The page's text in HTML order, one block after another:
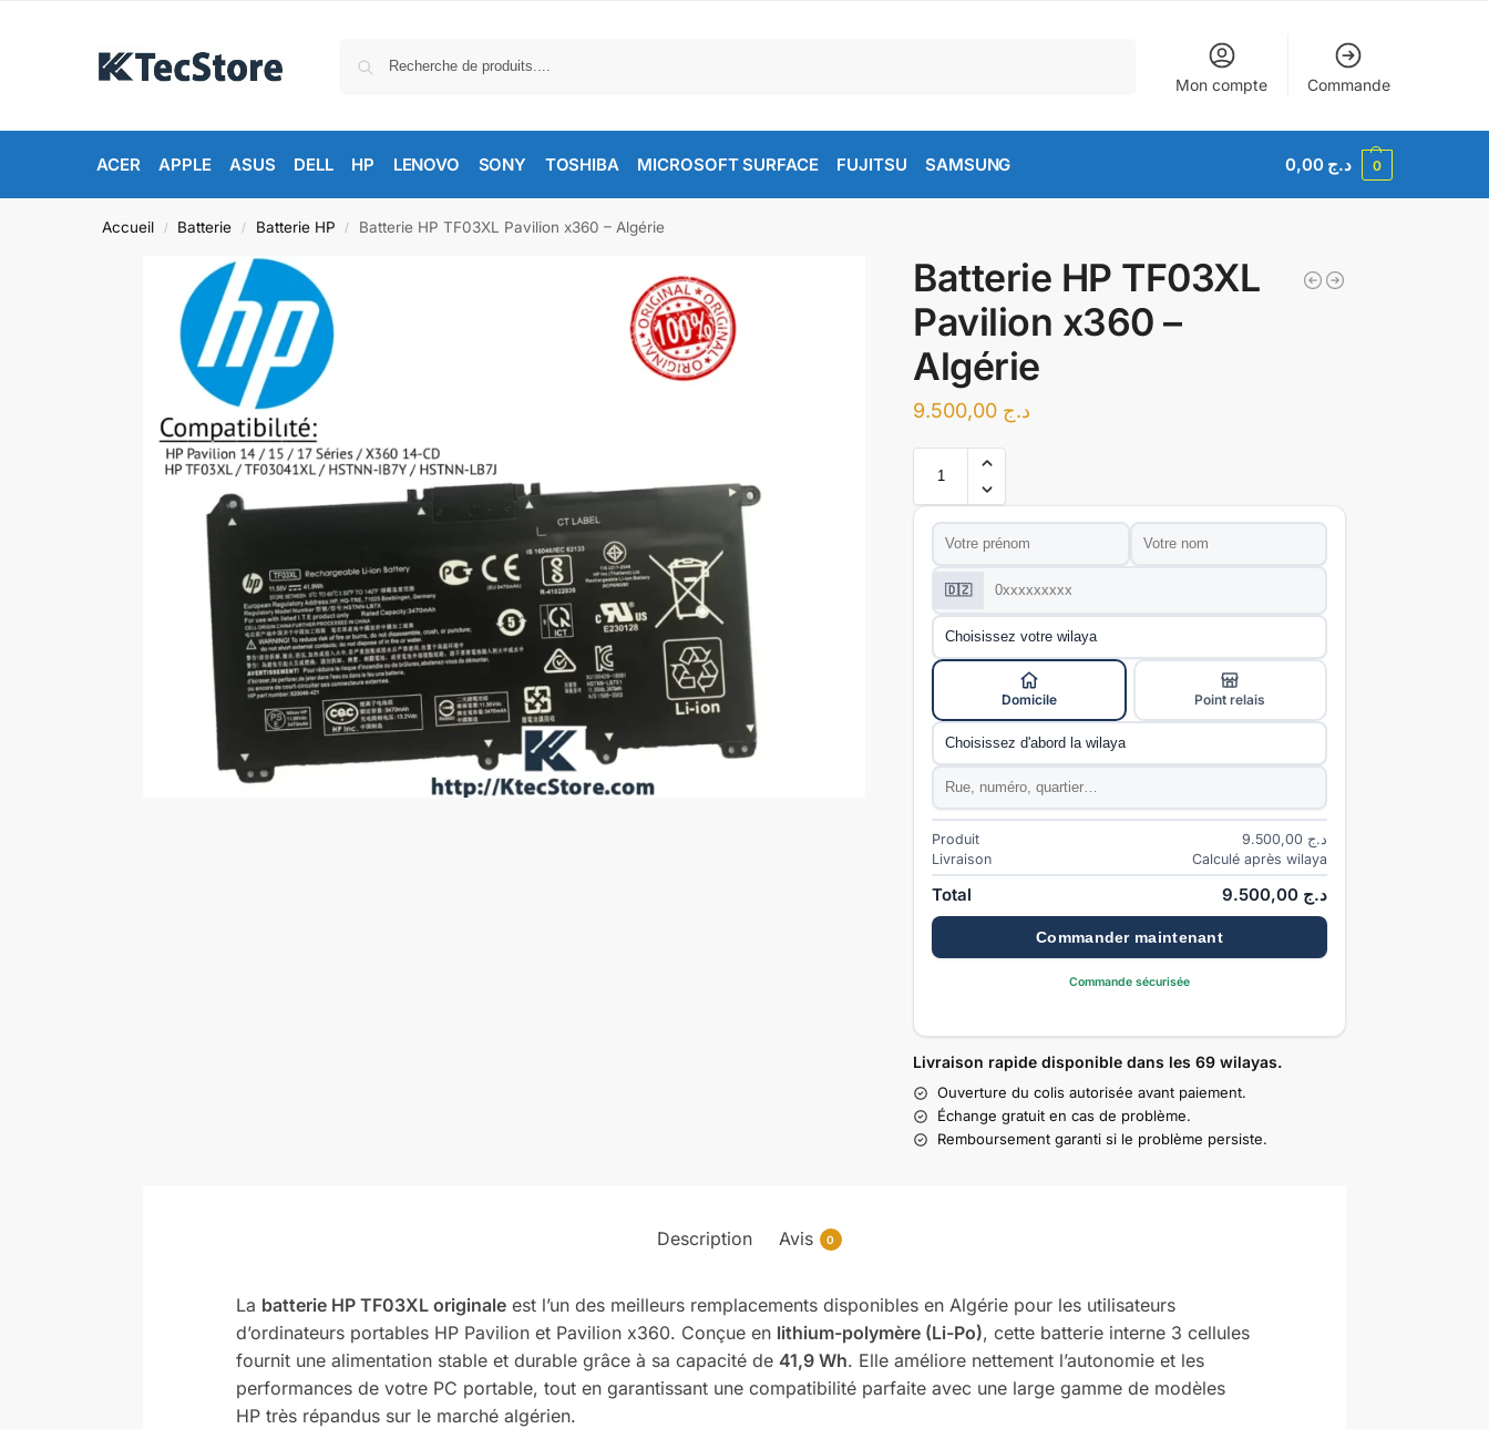
Mon compte Commande
ACER APPLE ASUS DELL HP LENOVO SONY TOSHIBA MICROSOFT SURFACE FUJITSU SAMSUNG د.ج 0,00 0
Accueil / Batterie / Batterie HP / Batterie HP TF03XL Pavilion x360 – Algérie
Batterie HP TF03XL
Pavilion x360 –
Algérie
د.ج
Prénom Nom
Téléphone
🇩🇿
Wilaya*
Mode de livraison*
Domicile
Point relais
Commune*
Adresse
Produit د.ج
Livraison
Calculé après wilaya
Total د.ج
Commander maintenant
Commande sécurisée
Livraison rapide disponible dans les 69 wilayas.
Ouverture du colis autorisée avant paiement.
Échange gratuit en cas de problème.
Remboursement garanti si le problème persiste.
Description Avis 0
La batterie HP TF03XL originaleest l’un des meilleurs remplacements disponibles en Algérie pour les utilisateurs
d’ordinateurs portables HP Pavilion et Pavilion x360. Conçue en lithium-polymère (Li-Po), cette batterie interne 3 cellules
fournit une alimentation stable et durable grâce à sa capacité de 41,9 Wh. Elle améliore nettement l’autonomie et les
performances de votre PC portable, tout en garantissant une compatibilité parfaite avec une large gamme de modèles
HP très répandus sur le marché algérien.